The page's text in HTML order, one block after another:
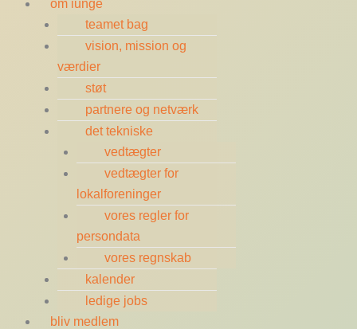
om iunge
teamet bag
vision, mission og
værdier
støt
partnere og netværk
det tekniske
vedtægter
vedtægter for
lokalforeninger
vores regler for
persondata
vores regnskab
kalender
ledige jobs
bliv medlem